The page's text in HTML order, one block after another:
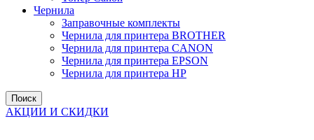
Чернила
Заправочные комплекты
Чернила для принтера BROTHER
Чернила для принтера CANON
Чернила для принтера EPSON
Чернила для принтера HP
Поиск
АКЦИИ И СКИДКИ